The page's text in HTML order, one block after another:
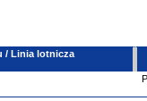
/ Linia lotnicza